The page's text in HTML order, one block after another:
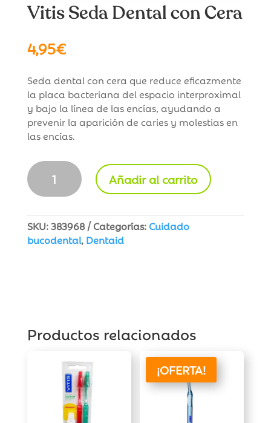
Vitis Seda Dental con Cera
4,95€
Seda dental con cera que reduce eficazmente
la placa bacteriana del espacio interproximal
y bajo la línea de las encías, ayudando a
prevenir la aparición de caries y molestias en
las encías.
Vitis
Seda
Dental
Cera
cantidad
Añadir al carrito
SKU:383968 Categorías:Cuidado
bucodental, Dentaid
Productos relacionados
¡OFERTA!